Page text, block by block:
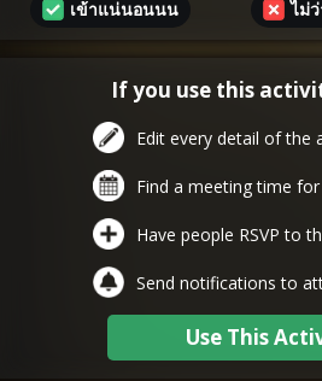
เข้าแน่นอนนน
ไม่
If you use this
Edit every detail of the
Find a meeting time
Have people RSVP to
Send notifications to
Use This